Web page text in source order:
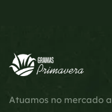
Atuamos no mercado a